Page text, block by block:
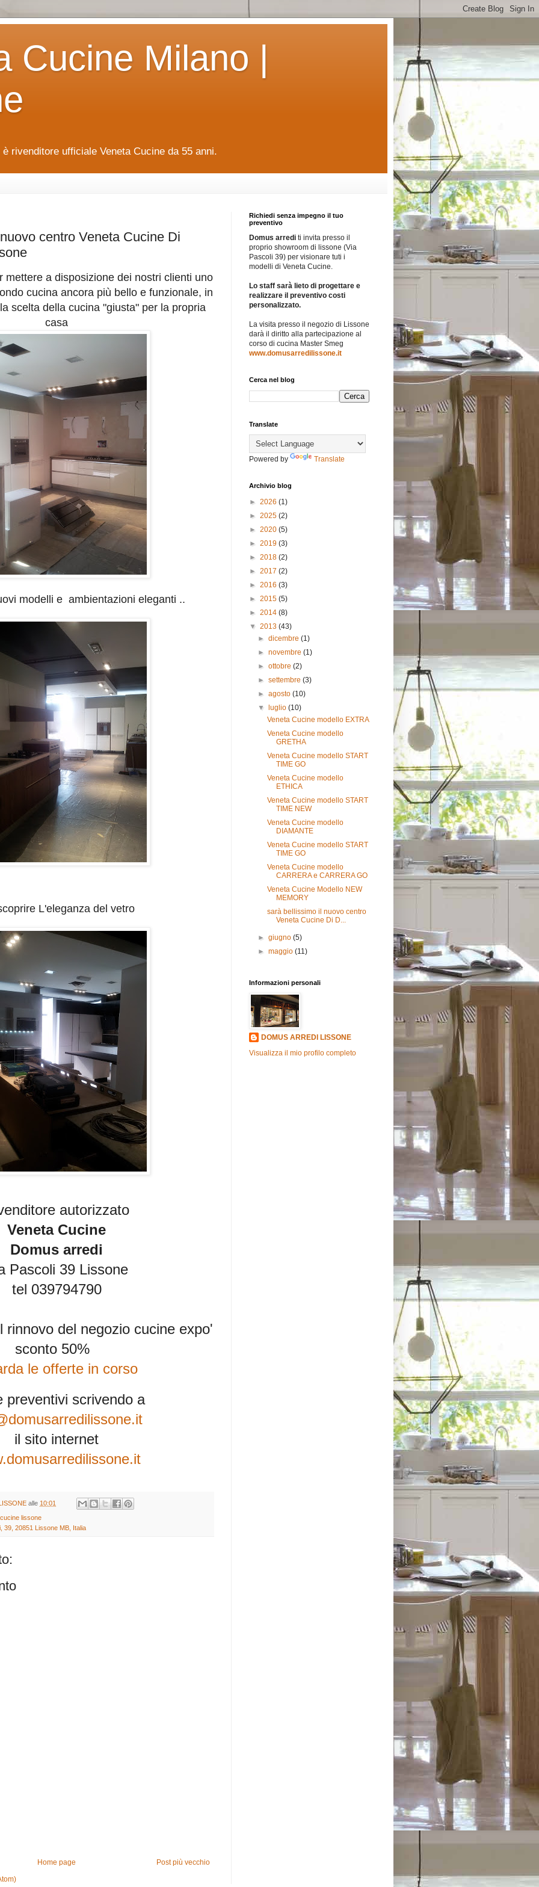
Cucine Milano |
rivenditore ufficiale Veneta Cucine da 55 anni.
centro Veneta Cucine Di
mettere a disposizione dei nostri clienti uno
cucina ancora più bello e funzionale, in
scelta della cucina "giusta" per la propria
casa
modelli e ambientazioni eleganti ..
L'eleganza del vetro
autorizzato
Veneta Cucine
Domus arredi
Pascoli 39 Lissone
tel 039794790
rinnovo del negozio cucine expo'
sconto 50%
le offerte in corso
preventivi scrivendo a
il sito internet
alle 10:01
lissone
39, 20851 Lissone MB, Italia
Post più vecchio
Home page
Richiedi senza impegno il tuo
preventivo
Domus arredi ti invita presso il
proprio showroom di lissone (Via
Pascoli 39) per visionare tuti i
modelli di Veneta Cucine.
Lo staff sarà lieto di progettare e
realizzare il preventivo costi
personalizzato.
La visita presso il negozio di Lissone
darà il diritto alla partecipazione al
corso di cucina Master Smeg
www.domusarredilissone.it
Cerca nel blog
Translate
Powered by Translate
Archivio blog
► 2026 (1)
► 2025 (2)
► 2020 (5)
► 2019 (3)
► 2018 (2)
► 2017 (2)
► 2016 (3)
► 2015 (5)
► 2014 (8)
▼ 2013 (43)
►dicembre(1)
►novembre(1)
►ottobre(2)
►settembre(3)
►agosto(10)
▼
luglio(10)
Veneta Cucine modello EXTRA
Veneta Cucine modello
GRETHA
Veneta Cucine modello START
TIME GO
Veneta Cucine modello
ETHICA
Veneta Cucine modello START
TIME NEW
Veneta Cucine modello
DIAMANTE
Veneta Cucine modello START
TIME GO
Veneta Cucine modello
CARRERA e CARRERA GO
Veneta Cucine Modello NEW
MEMORY
sarà bellissimo il nuovo centro
Veneta Cucine Di D...
►giugno(5)
►maggio(11)
Informazioni personali
DOMUS ARREDI LISSONE
Visualizza il mio profilo completo